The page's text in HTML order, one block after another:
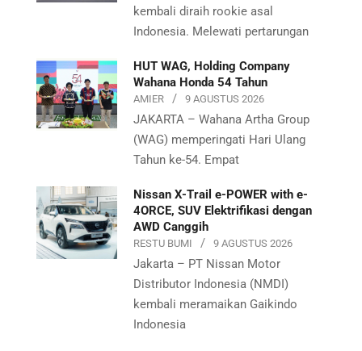
kembali diraih rookie asal
Indonesia. Melewati pertarungan
HUT WAG, Holding Company
Wahana Honda 54 Tahun
AMIER 9 AGUSTUS 2026
JAKARTA – Wahana Artha Group
(WAG) memperingati Hari Ulang
Tahun ke-54. Empat
Nissan X-Trail e-POWER with e-
4ORCE, SUV Elektrifikasi dengan
AWD Canggih
RESTU BUMI 9 AGUSTUS 2026
Jakarta – PT Nissan Motor
Distributor Indonesia (NMDI)
kembali meramaikan Gaikindo
Indonesia